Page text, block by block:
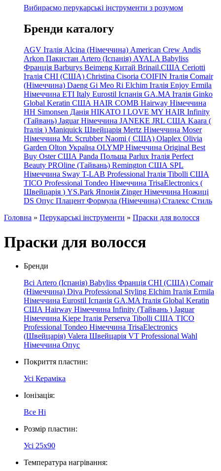
Вибираємо перукарські інструменти з розумом
Бренди каталогу
AGV Італія Alcina (Німеччина) American Crew Andis
Arkon Пакистан Artero (Іспанія) AYALA Babyliss
Франція Barburys Beimeng Китай Brinail.США Ceriotti
Італія CHI (США) Christina Cisoria COIFIN Італія Comair
(Німеччина) Daeng Gi Meo Ri Elchim Італія Enjoy Ermila
Німеччина ETI Italy Eurostil Іспанія GA.MA Італія Ginko
Global Keratin США HAIR COMB Hairway Німеччина
HH Simonsen Данія HIKATO I LOVE MY HAIR Infinity
(Тайвань) Jaguar Німеччина JANEKE JRL США Kaara (
Італія ) Maniquick Швейцарія Mertz Німеччина Moser
Німеччина Mr. Scrubber Naomi ( США) Olaplex Olivia
Garden Olton Україна OLYMP Німеччина Original Best
Buy Oster США Panda Польща Parlux Італія Perfect
Beauty PROline (Тайвань) Remington США SPL
Німеччина Sway T-LAB Professional Італія Tibolli США
TICO Professional Tondeo Німеччина TrisaElectronics (
Швейцарія ) YS.Park Японія Zinger Німеччина Ножиці
DS Опус Плацент Формула (Німеччина) Сталекс Стиль
Головна » Перукарські інструменти » Праски для волосся
Праски для волосся
Бренди
Всі Artero (Іспанія) Babyliss Франція CHI (США) Comair
(Німеччина) Diva Professional Styling Elchim Італія Ermila
Німеччина Eurostil Іспанія GA.MA Італія Global Keratin
США Hairway Німеччина Infinity (Тайвань ) Jaguar
Німеччина Kiepe Італія Perserva Tibolli США TICO
Professional Tondeo Німеччина TrisaElectronics
(Швейцарія) Valera Швейцарія VT Professional Wahl
Німеччина Опус
Покриття пластин:
Усі Кераміка
Іонізація:
Все Ні
Розмір пластин:
Усі 25x90
Температура нагрівання: